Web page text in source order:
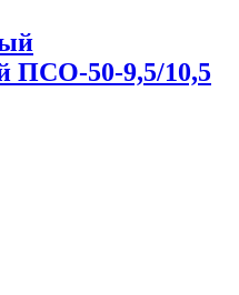
ПСО-50-9,5/10,5